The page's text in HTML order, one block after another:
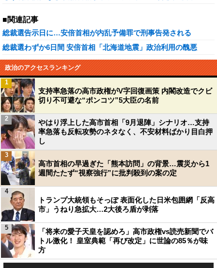
■関連記事
総裁選告示日に…安倍首相が内乱予備罪で刑事告発される
総裁選わずか6日間 安倍首相「北海道地震」政治利用の醜悪
政治のアクセスランキング
支持率急落の高市政権がV字回復画策 内閣改造でクビ
切り不可避な“ポンコツ”5大臣の名前
1
やはり浮上した高市首相「9月退陣」シナリオ…支持
率急落も反転攻勢のネタなく、不安材料ばかり目白押
し
2
高市首相の早過ぎた「熊本訪問」の背景…震災から1
週間たたず“視察強行”に批判殺到の案の定
3
トランプ大統領もそっぽ 表面化した日米包囲網「反高
市」うねり急拡大…2大後ろ盾が剥落
4
「将来の愛子天皇を認めろ」高市政権vs読売新聞でバ
トル激化！ 皇室典範「再び改定」に世論の85％が味
方
5